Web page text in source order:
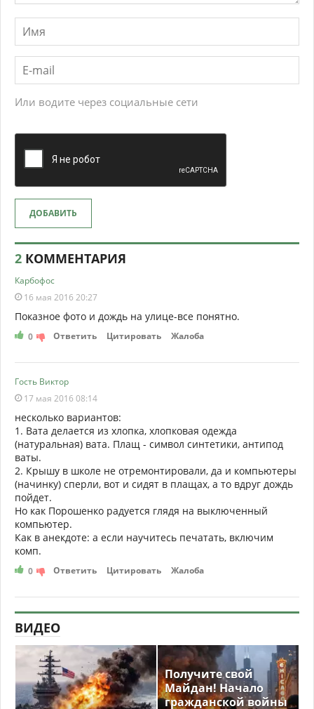
Или водите через социальные сети
ДОБАВИТЬ
2 КОММЕНТАРИЯ
Карбофос
16 мая 2016 20:27
Показное фото и дождь на улице-все понятно.
0 Ответить Цитировать Жалоба
Гость Виктор
17 мая 2016 08:14
несколько вариантов:
1. Вата делается из хлопка, хлопковая одежда
(натуральная) вата. Плащ - символ синтетики, антипод
ваты.
2. Крышу в школе не отремонтировали, да и компьютеры
(начинку) сперли, вот и сидят в плащах, а то вдруг дождь
пойдет.
Но как Порошенко радуется глядя на выключенный
компьютер.
Как в анекдоте: а если научитесь печатать, включим
комп.
0 Ответить Цитировать Жалоба
ВИДЕО
Получите свой
Майдан! Начало
гражданской войны